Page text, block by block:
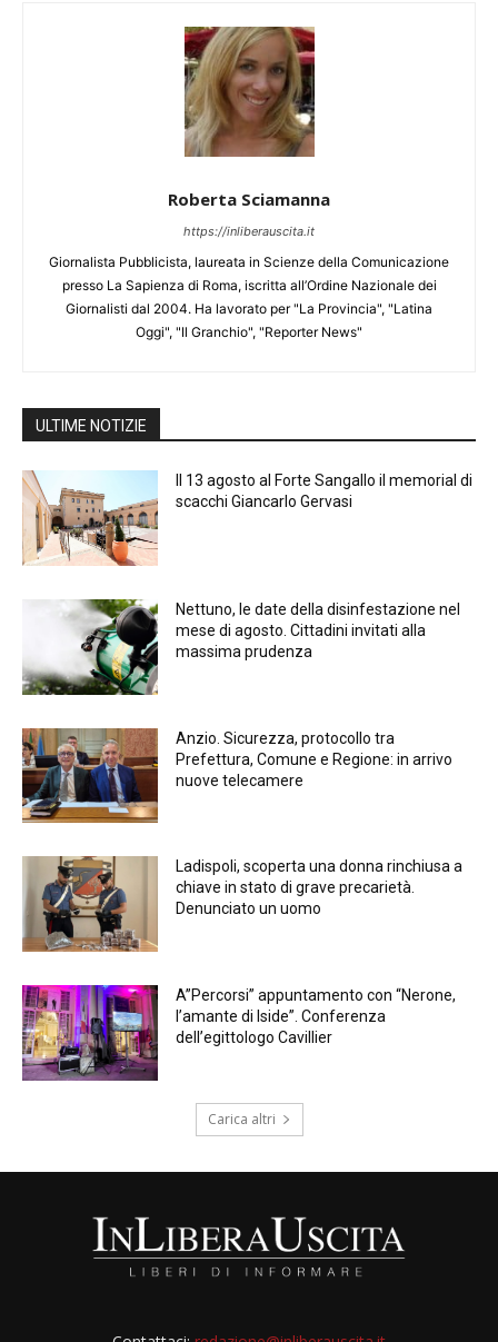
Roberta Sciamanna
https://inliberauscita.it
Giornalista Pubblicista, laureata in Scienze della Comunicazione
presso La Sapienza di Roma, iscritta all’Ordine Nazionale dei
Giornalisti dal 2004. Ha lavorato per "La Provincia", "Latina
Oggi", "Il Granchio", "Reporter News"
ULTIME NOTIZIE
Il 13 agosto al Forte Sangallo il memorial di
scacchi Giancarlo Gervasi
Nettuno, le date della disinfestazione nel
mese di agosto. Cittadini invitati alla
massima prudenza
Anzio. Sicurezza, protocollo tra
Prefettura, Comune e Regione: in arrivo
nuove telecamere
Ladispoli, scoperta una donna rinchiusa a
chiave in stato di grave precarietà.
Denunciato un uomo
A”Percorsi” appuntamento con “Nerone,
l’amante di Iside”. Conferenza
dell’egittologo Cavillier
Carica altri